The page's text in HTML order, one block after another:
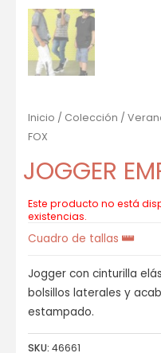
Inicio / Colección /
FOX
JOGGER
Este producto no está
existencias.
Cuadro de tallas
Jogger con cinturilla
bolsillos laterales y
estampado.
SKU: 46661